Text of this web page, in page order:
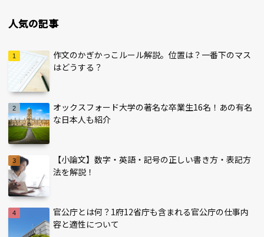
人気の記事
作文のかぎかっこルール解説。位置は？一番下のマス
はどうする？
オックスフォード大学の著名な卒業生16名！あの有名
な日本人も紹介
【小論文】数字・英語・記号の正しい書き方・表記方
法を解説！
官公庁とは何？1府12省庁も含まれる官公庁の仕事内
容と適性について